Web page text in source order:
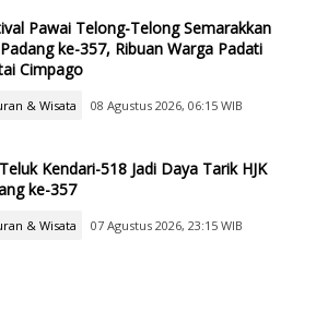
Pawai Telong-Telong Semarakkan
Padang ke-357, Ribuan Warga Padati
Cimpago
& Wisata 08 Agustus 2026, 06:15 WIB
Kendari-518 Jadi Daya Tarik HJK
ke-357
& Wisata 07 Agustus 2026, 23:15 WIB